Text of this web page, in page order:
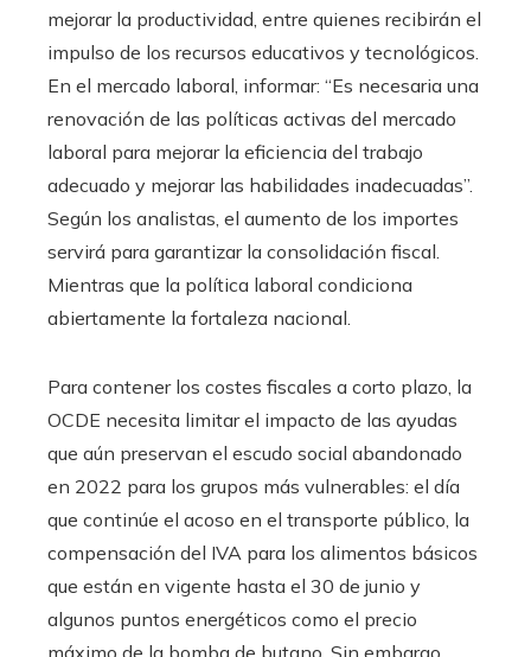
mejorar la productividad, entre quienes recibirán el
impulso de los recursos educativos y tecnológicos.
En el mercado laboral, informar: “Es necesaria una
renovación de las políticas activas del mercado
laboral para mejorar la eficiencia del trabajo
adecuado y mejorar las habilidades inadecuadas”.
Según los analistas, el aumento de los importes
servirá para garantizar la consolidación fiscal.
Mientras que la política laboral condiciona
abiertamente la fortaleza nacional.
Para contener los costes fiscales a corto plazo, la
OCDE necesita limitar el impacto de las ayudas
que aún preservan el escudo social abandonado
en 2022 para los grupos más vulnerables: el día
que continúe el acoso en el transporte público, la
compensación del IVA para los alimentos básicos
que están en vigente hasta el 30 de junio y
algunos puntos energéticos como el precio